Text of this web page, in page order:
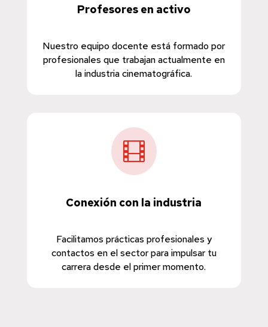
Profesores en activo
Nuestro equipo docente está formado por
profesionales que trabajan actualmente en
la industria cinematográfica.

Conexión con la industria
Facilitamos prácticas profesionales y
contactos en el sector para impulsar tu
carrera desde el primer momento.